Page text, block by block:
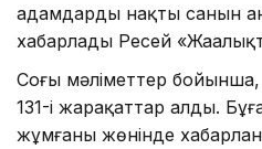
адамдардың нақты санын
хабарлады Ресей
Соңғы мәліметтер
131-і жарақаттар алды.
жұмғаны жөнінде